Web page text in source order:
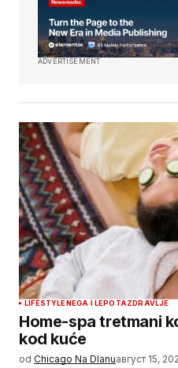
ADVERTISEMENT
LIFESTYLENEGA I LEPOTAZDRAVLJE
Home-spa tretmani
kod kuće
od Chicago Na Dlanuавгуст 15,